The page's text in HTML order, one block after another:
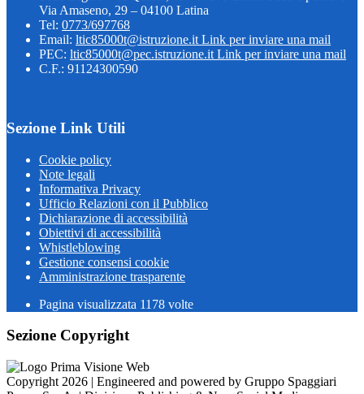
Via Amaseno, 29 – 04100 Latina
Tel: 0773/697768
Email: ltic85000t@istruzione.it Link per inviare una mail
PEC: ltic85000t@pec.istruzione.it Link per inviare una mail
C.F.: 91124300590
Sezione Link Utili
Cookie policy
Note legali
Informativa Privacy
Ufficio Relazioni con il Pubblico
Dichiarazione di accessibilità
Obiettivi di accessibilità
Whistleblowing
Gestione consensi cookie
Amministrazione trasparente
Pagina visualizzata 1178 volte
Sezione Copyright
Copyright 2026 | Engineered and powered by Gruppo Spaggiari